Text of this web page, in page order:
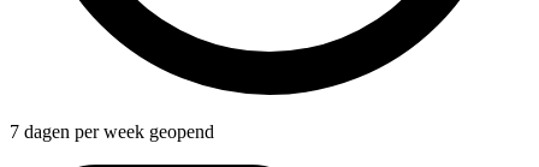
7 dagen per week geopend